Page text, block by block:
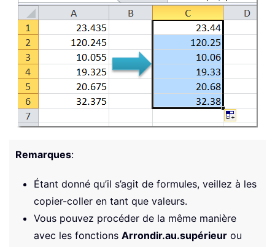
Remarques:
Étant donné qu’il s’agit de formules, veillez à les
copier-coller en tant que valeurs.
Vous pouvez procéder de la même manière
avec les fonctions Arrondir.au.supérieur ou